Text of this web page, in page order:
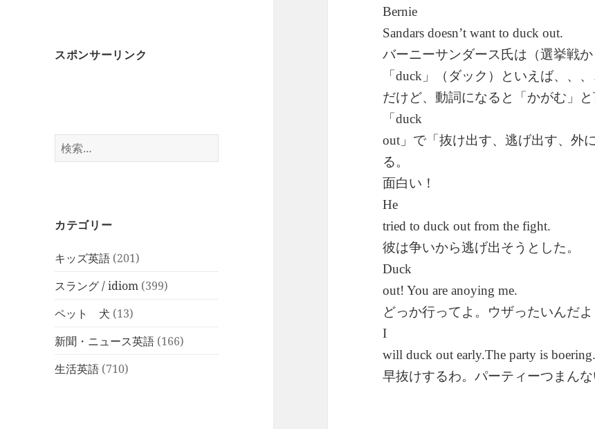
スポンサーリンク
検
索:
カテゴリー
キッズ英語 (201)
スラング / idiom (399)
ペット 犬 (13)
新聞・ニュース英語 (166)
生活英語 (710)
Bernie
Sandars doesn’t want to duck out.
バーニーサンダース氏は（選挙戦か
「duck 」（ダック）といえば、、
だけど、動詞になると「かがむ」
「duck
out 」で「抜け出す、逃げ出す、外
る。
面白い！
He
tried to duck out from the fight.
彼は争いから逃げ出そうとした。
Duck
out! You are anoying me.
どっか行ってよ。ウザったいんだよ
I
will duck out early.The party is boering.
早抜けするわ。パーティーつまんな